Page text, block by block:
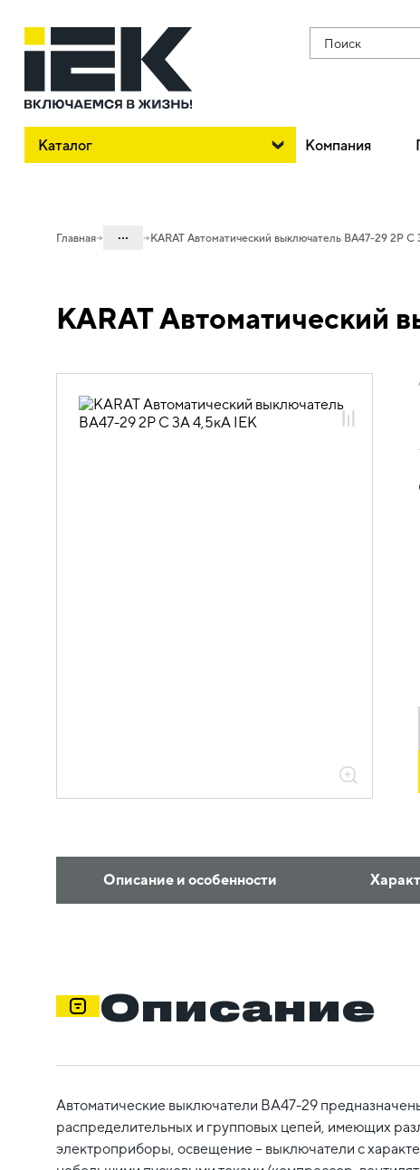
Поиск
Каталог Компания
Главная ...
01. Модульное оборудование
выключатели KARAT
01.04.01.01 Модульные
KARAT Автоматический выключатель ВА47-29 2P C
KARAT Автоматический
Описание и особенности
Описание
Автоматические выключатели ВА47-29
распределительных и групповых цепей, имеющих
электроприборы, освещение – выключатели с